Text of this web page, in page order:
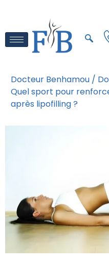
Docteur Benhamou /
Quel sport pour
après lipofilling ?